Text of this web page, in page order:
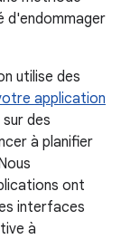
d'endommager
utilise des
application
des
à planifier
ont
interfaces
à